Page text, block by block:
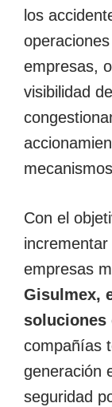
los
empresas,
visibilidad
Con el
empresas
Gisulmex,
soluciones
compañías
generación
seguridad